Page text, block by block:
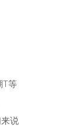
T等
说